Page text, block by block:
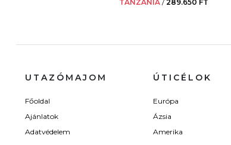
TANZÁNIA /289.650 FT
UTAZÓMAJOM
Főoldal
Ajánlatok
Adatvédelem
ÚTICÉLOK
Európa
Ázsia
Amerika